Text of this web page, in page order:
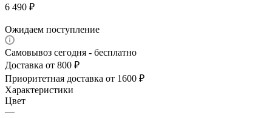
6 490 ₽
Ожидаем поступление
Самовывоз сегодня - бесплатно
Доставка от 800 ₽
Приоритетная доставка от 1600 ₽
Характеристики
Цвет
—